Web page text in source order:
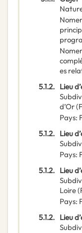
es
5.1.2. Lieu
d’Or(
Pays:
5.1.2. Lieu
Pays:
5.1.2. Lieu
Loire(
Pays:
5.1.2. Lieu